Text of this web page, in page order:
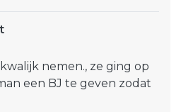
nemen., ze ging op
een BJ te geven zodat